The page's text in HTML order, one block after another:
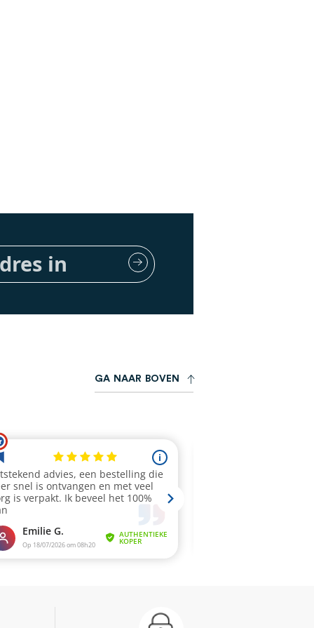
GA N AAR BOV E N